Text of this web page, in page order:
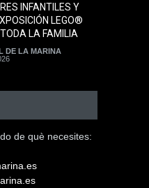
INFANTILES Y
LEGO®
LA FAMILIA
DE LA MARINA
de què necesites: